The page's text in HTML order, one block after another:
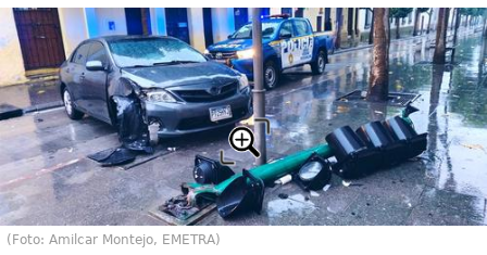
(Foto: Amilcar Montejo, EMETRA)